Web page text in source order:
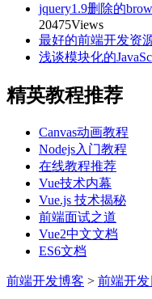
jquery1.9删除的
20475Views
最好的前端开发资
浅谈模块化的
精英教程推荐
Canvas动画教程
Nodejs入门教程
在线教程推荐
Vue技术内幕
Vue.js 技术揭秘
前端面试之道
Vue2中文文档
ES6文档
前端开发博客 > 前端开发